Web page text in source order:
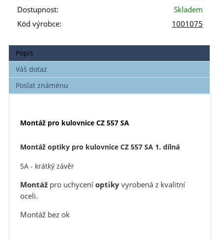
Dostupnost:
Skladem
Kód výrobce:
1001075
Popis
Váš dotaz
Poslat známénu
Montáž pro kulovnice CZ 557 SA
Montáž optiky pro kulovnice CZ 557 SA 1. dílná
SA - krátký závěr
Montážpro uchyceníoptikyvyrobená z kvalitní
oceli.
Montáž bez ok